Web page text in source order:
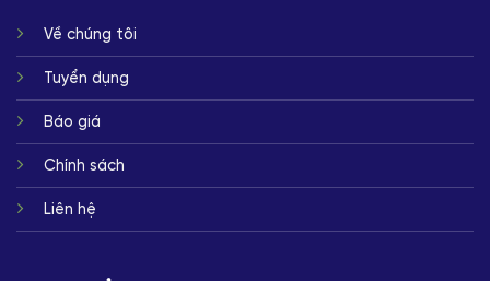
Về chúng tôi
Tuyển dụng
Báo giá
Chính sách
Liên hệ